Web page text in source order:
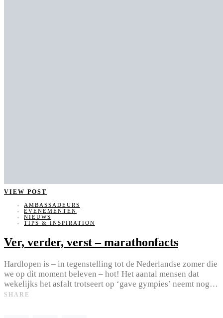
VIEW POST
AMBASSADEURS
EVENEMENTEN
NIEUWS
TIPS & INSPIRATION
Ver, verder, verst – marathonfacts
Hardlopen is – in tegenstelling tot de Nederlandse zomer die
we op dit moment beleven – hot! Het aantal mensen dat
wekelijks het asfalt trotseert op ‘gave gympies’ neemt nog…
SHARE